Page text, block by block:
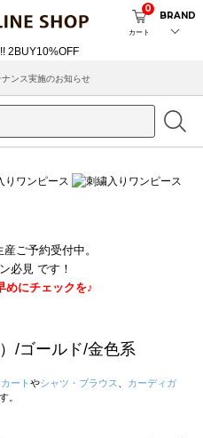
カート
0
BRAND
ンス実施のお知らせ
延・停止について
ご予約受付中。
必見 です！
めにチェックを♪
/ゴールド/金色系
カート やシャツ・ブラウス
カーディガ
。